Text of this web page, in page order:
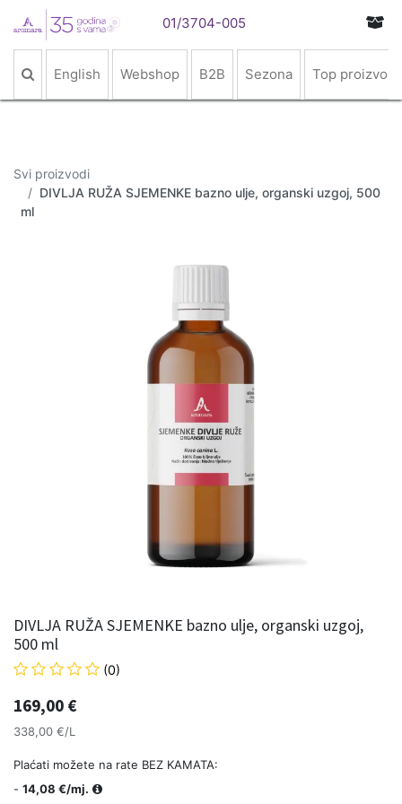
01/3704-005
English Webshop B2B Sezona Top proizvodi
Svi proizvodi
DIVLJA RUŽA SJEMENKE bazno ulje, organski uzgoj, 500
ml
DIVLJA RUŽA SJEMENKE bazno ulje, organski uzgoj,
500 ml
(0)
169,00 €
338,00 €/L
Plaćati možete na rate BEZ KAMATA:
- 14,08 €/mj.